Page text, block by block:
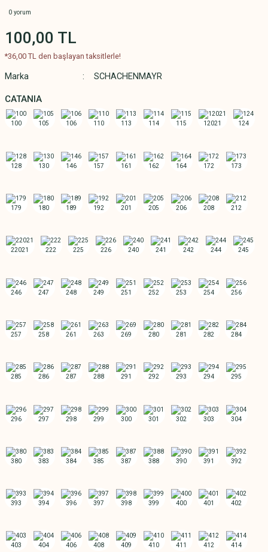
0 yorum
100,00 TL
*36,00 TL den başlayan taksitlerle!
Marka SCHACHENMAYR
CATANIA